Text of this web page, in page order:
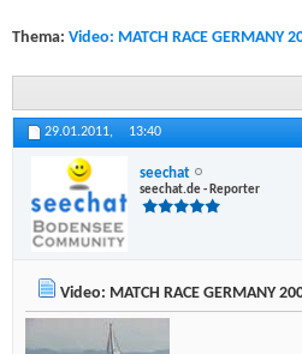
Thema: Video: MATCH RACE GERMANY
29.01.2011, 13:40
seechat
seechat.de - Reporter
Video: MATCH RACE GERMANY